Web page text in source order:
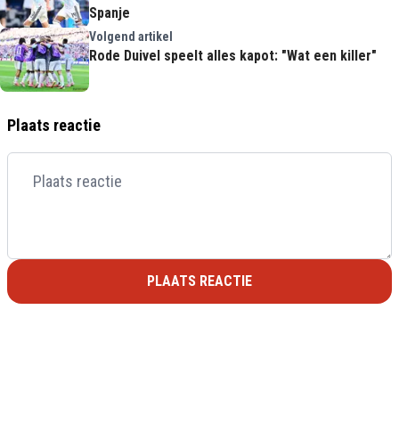
Spanje
Volgend artikel
Rode Duivel speelt alles kapot: "Wat een killer"
Plaats reactie
PLAATS REACTIE